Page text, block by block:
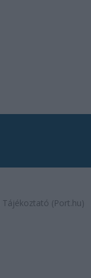
Tájékoztató (Port.hu)